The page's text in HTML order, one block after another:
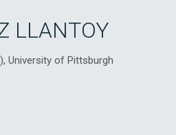
LLANTOY
University of Pittsburgh